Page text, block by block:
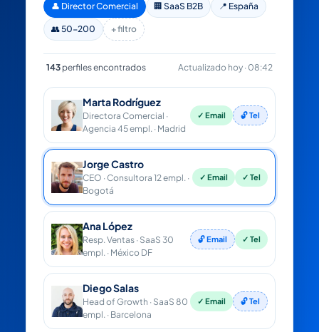
👤 Director Comercial 🏢 SaaS B2B 📍 España
👥 50-200 + filtro
143perfiles encontrados Actualizado hoy · 08:42
Marta Rodríguez
Directora Comercial ·
Agencia 45 empl. · Madrid
✓ Email 🔓 Tel
Jorge Castro
CEO · Consultora 12 empl. ·
Bogotá
✓ Email ✓ Tel
Ana López
Resp. Ventas · SaaS 30
empl. · México DF
🔓 Email ✓ Tel
Diego Salas
Head of Growth · SaaS 80
empl. · Barcelona
✓ Email 🔓 Tel